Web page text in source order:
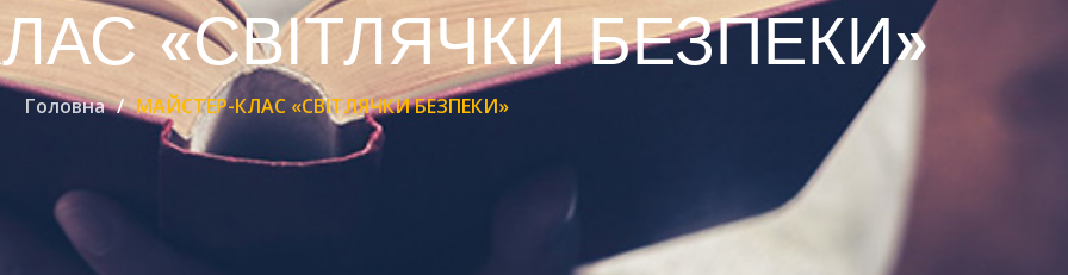
«СВІТЛЯЧКИ БЕЗПЕКИ»
Головна МАЙСТЕР-КЛАС «СВІТЛЯЧКИ БЕЗПЕКИ»